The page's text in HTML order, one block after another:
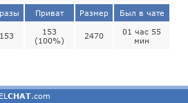
Приват Размер Был в чате
153
153
(100%)
2470
01 час 55
мин
CHAT.com